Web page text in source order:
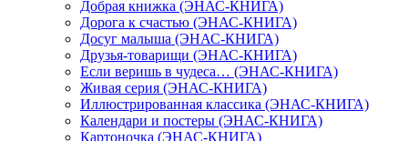
Добрая книжка (ЭНАС-КНИГА)
Дорога к счастью (ЭНАС-КНИГА)
Досуг малыша (ЭНАС-КНИГА)
Друзья-товарищи (ЭНАС-КНИГА)
Если веришь в чудеса… (ЭНАС-КНИГА)
Живая серия (ЭНАС-КНИГА)
Иллюстрированная классика (ЭНАС-КНИГА)
Календари и постеры (ЭНАС-КНИГА)
Картоночка (ЭНАС-КНИГА)